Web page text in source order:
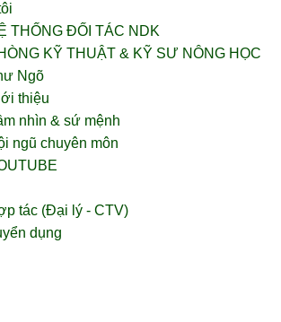
THỐNG ĐỐI TÁC NDK
KỸ THUẬT & KỸ SƯ NÔNG HỌC
Ngõ
thiệu
nhìn & sứ mệnh
ngũ chuyên môn
tác (Đại lý - CTV)
dụng